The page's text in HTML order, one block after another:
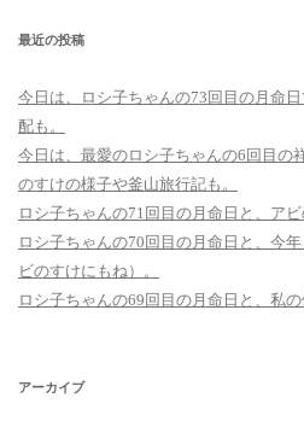
最近の投稿
今日は、ロシ子ちゃんの73回目の月命
配も。
今日は、最愛のロシ子ちゃんの6回目の
のすけの様子や釜山旅行記も。
ロシ子ちゃんの71回目の月命日と、ア
ロシ子ちゃんの70回目の月命日と、今
ビのすけにもね）。
ロシ子ちゃんの69回目の月命日と、私の
アーカイブ